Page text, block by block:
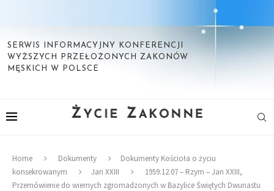
SERWIS INFORMACYJNY KONFERENCJI
WYŻSZYCH PRZEŁOŻONYCH ZAKONÓW
MĘSKICH W POLSCE
Home Dokumenty
Dokumenty Kościoła o życiu
konsekrowanym
Jan XXIII
1959.12.07 – Rzym – Jan XXIII,
Przemówienie do wiernych zgromadzonych w Bazylice Świętych Dwunastu